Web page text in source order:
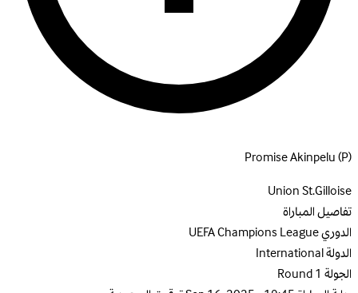
Promise Akinpelu(P)
Union St.Gilloise
تفاصيل المباراة
الدوريUEFA Champions League
الدولةInternational
الجولة Round 1